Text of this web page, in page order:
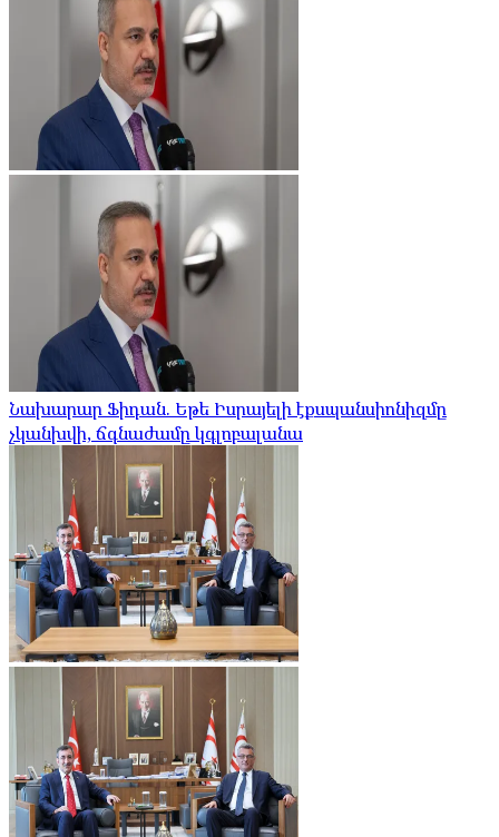
Նախարար Ֆիդան. Եթե Իսրայելի էքսպանսիոնիզմը
չկանխվի, ճգնաժամը կգլոբալանա